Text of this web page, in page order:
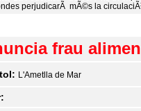
perjudicarÃ mÃ©s la
frau
L'Ametlla de Mar